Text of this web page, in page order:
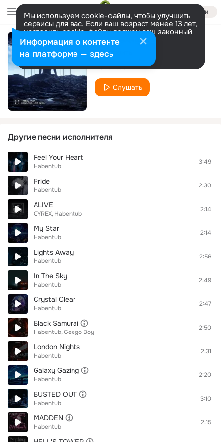
Войти
Мы используем cookie-файлы, чтобы улучшить
сервисы для вас. Если ваш возраст менее 13 лет,
настроить cookie-файлы должен ваш законный
представитель. Больше информации
Разрешить все Настроить
Lost in You
Habentub
Слушать
Другие песни исполнителя
Feel Your Heart
Habentub
3:49
Pride
Habentub
2:30
ALIVE
CYREX Habentub
2:14
My Star
Habentub
2:14
Lights Away
Habentub
2:56
In The Sky
Habentub
2:49
Crystal Clear
Habentub
2:47
Black Samurai
Habentub Geego Boy
2:50
London Nights
Habentub
2:31
Galaxy Gazing
Habentub
2:20
BUSTED OUT
Habentub
3:10
MADDEN
Habentub
2:15
Информация о контенте
на платформе — здесь